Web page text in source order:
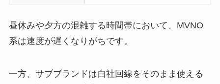
昼休みや夕方の混雑する時間帯において、MVNO
系は速度が遅くなりがちです。
一方、サブブランドは自社回線をそのまま使える